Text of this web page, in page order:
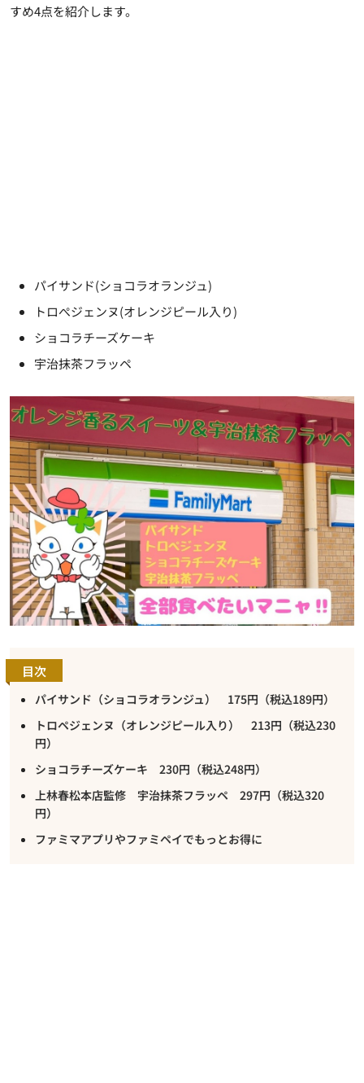
すめ4点を紹介します。
パイサンド(ショコラオランジュ)
トロぺジェンヌ(オレンジピール入り)
ショコラチーズケーキ
宇治抹茶フラッペ
目次
パイサンド（ショコラオランジュ） 175円（税込189円）
トロペジェンヌ（オレンジピール入り） 213円（税込230
円）
ショコラチーズケーキ 230円（税込248円）
上林春松本店監修 宇治抹茶フラッペ 297円（税込320
円）
ファミマアプリやファミペイでもっとお得に